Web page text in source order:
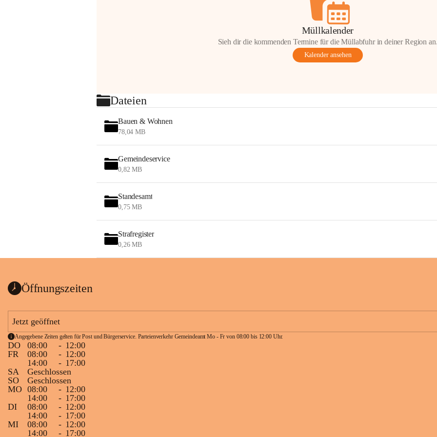
Müllkalender
Sieh dir die kommenden Termine für die Müllabfuhr in deiner Region
Kalender ansehen
Dateien
Bauen & Wohnen
78,04 MB
Gemeindeservice
0,82 MB
Standesamt
0,75 MB
Strafregister
0,26 MB
Öffnungszeiten
Jetzt geöffnet
Angegebene Zeiten gelten für Post und Bürgerservice. Parteienverkehr Gemeindeamt Mo - Fr von 08:00 bis 12:00 Uhr.
DO 08:00 - 12:00
FR
08:00 - 12:00
14:00
- 17:00
SA
Geschlossen
SO
Geschlossen
MO 08:00 - 12:00
14:00
- 17:00
DI
08:00 - 12:00
14:00
- 17:00
MI
08:00 - 12:00
14:00
- 17:00